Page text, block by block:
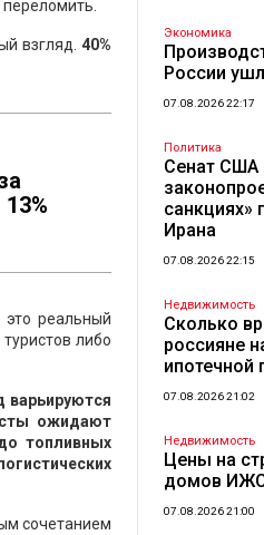
взгляд.40%
это реальный
либо
варьируются
ожидают
топливных
сочетанием
Экономика
России
07.08.2026 22:17
Политика
Сенат США
санкциях»
Ирана
07.08.2026 22:15
Недвижимость
Сколько
россияне
ипотечной
07.08.2026 21:02
Недвижимость
Цены на
домов ИЖС
07.08.2026 21:00